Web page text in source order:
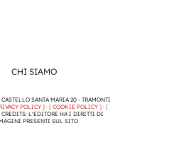
CHI SIAMO
SANTA MARIA 20 - TRAMONTI
POLICY ]· [ COOKIE POLICY ]· [
CREDITS: L'EDITORE HA I DIRITTI DI
PRESENTI SUL SITO